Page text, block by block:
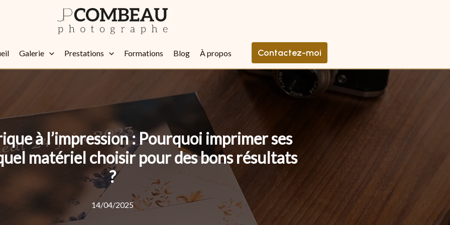
Galerie Prestations Formations Blog À propos Contactez-moi
à l’impression : Pourquoi imprimer ses
matériel choisir pour des bons résultats
?
14/04/2025